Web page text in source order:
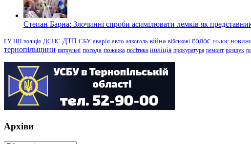
Степан Барна: Злочинні спроби асимілювати лемків як
ГУ НП поліція ДСНС ДТП СБУ аварія авто алкоголь війна військові голос голос
тернопільщини патрульні погода пожежа політика поліція прокуратура ремонт розшук
Архіви